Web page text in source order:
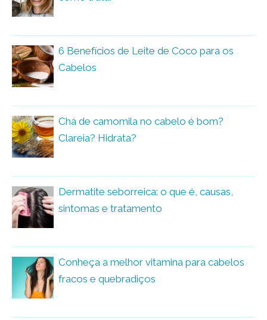
6 Benefícios de Leite de Coco para os
Cabelos
Chá de camomila no cabelo é bom?
Clareia? Hidrata?
Dermatite seborreica: o que é, causas,
sintomas e tratamento
Conheça a melhor vitamina para cabelos
fracos e quebradiços